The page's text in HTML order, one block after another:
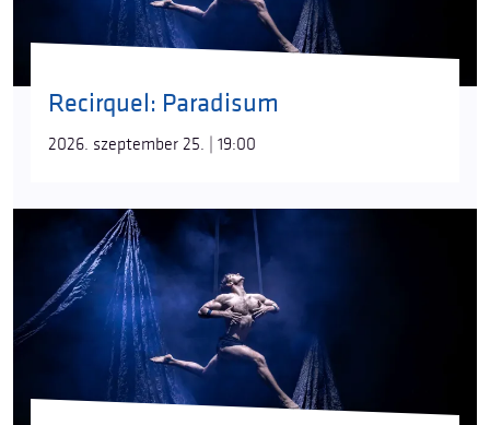
Recirquel: Paradisum
2026. szeptember 25. | 19:00